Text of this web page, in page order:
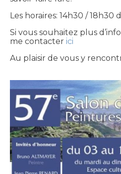
Les horaires: 14h30 /
Si vous souhaitez plus
me contacter ici
Au plaisir de vous y